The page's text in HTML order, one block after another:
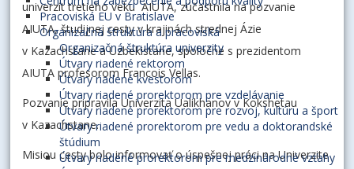
Pracoviská EU v Bratislave
Organizačná štruktúra a pracoviská
Organizačná štruktúra univerzity
Útvary riadené rektorom
Útvary riadené kvestorom
Útvary riadené prorektorom pre vzdelávanie
Útvary riadené prorektorom pre rozvoj, kultúru a šport
Útvary riadené prorektorom pre vedu a doktorandské
štúdium
Útvary riadené prorektorom pre medzinárodné vzťahy
univerzít tretieho veku AIUTA, zúčastnila na pozvanie
AIUTA, študijnej cesty v krajinách strednej Ázie
v Kazachstane a Uzbekistane, spoločne s prezidentom
AIUTA profesorom Francois Vellas.
Pozvanie pripravila Univerzita Ualikhanov v Kokshetau
v Kazachstane.
Misiou cesty bolo informovať o úspešnej práci na Univerzite